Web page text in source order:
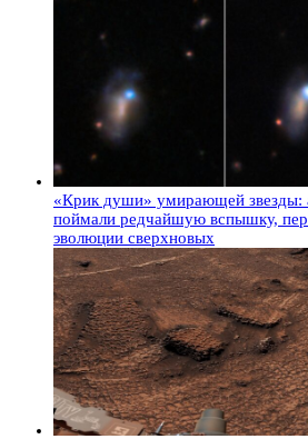
«Крик души» умирающей звезды:
поймали редчайшую вспышку,
эволюции сверхновых